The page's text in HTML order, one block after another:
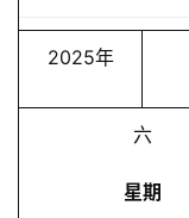
2025年
六
星期